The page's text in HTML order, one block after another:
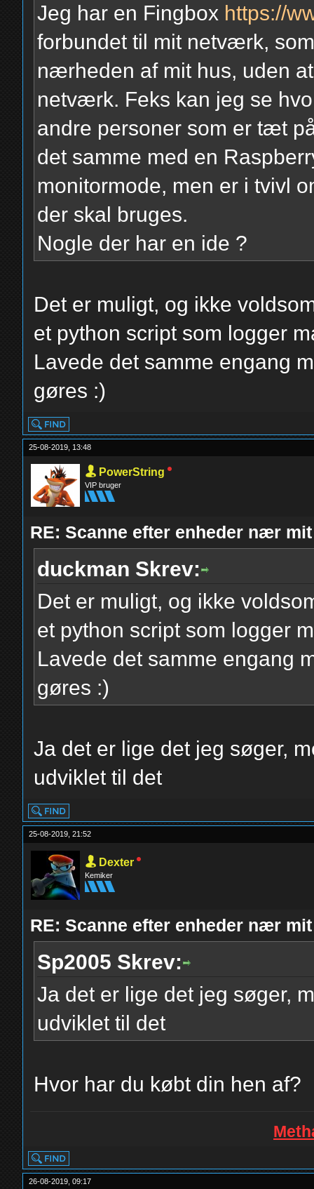
Jeg har en Fingbox https://
forbundet til mit netværk,
nærheden af mit hus, uden
netværk. Feks kan jeg se
andre personer som er tæt
det samme med en
monitormode, men er i tvivl
der skal bruges.
Nogle der har en ide ?
Det er muligt, og ikke
et python script som logger
Lavede det samme engang
gøres :)
25-08-2019, 13:48
PowerString
VIP bruger
RE: Scanne efter enheder nær
duckman Skrev:
Det er muligt, og ikke
et python script som logger
Lavede det samme engang
gøres :)
Ja det er lige det jeg søger,
udviklet til det
25-08-2019, 21:52
Dexter
Kemiker
RE: Scanne efter enheder nær
Sp2005 Skrev:
Ja det er lige det jeg søger,
udviklet til det
Hvor har du købt din hen af?
26-08-2019, 09:17